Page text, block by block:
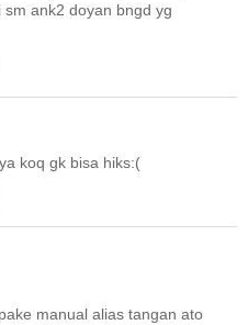
ank2 doyan bngd yg
koq gk bisa hiks:(
manual alias tangan ato